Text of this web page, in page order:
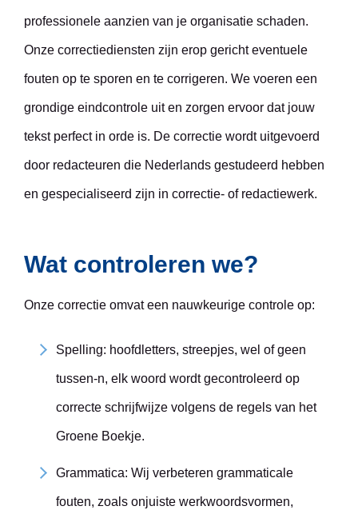
professionele aanzien van je organisatie schaden.
Onze correctiediensten zijn erop gericht eventuele
fouten op te sporen en te corrigeren. We voeren een
grondige eindcontrole uit en zorgen ervoor dat jouw
tekst perfect in orde is. De correctie wordt uitgevoerd
door redacteuren die Nederlands gestudeerd hebben
en gespecialiseerd zijn in correctie- of redactiewerk.
Wat controleren we?
Onze correctie omvat een nauwkeurige controle op:
Spelling: hoofdletters, streepjes, wel of geen
tussen-n, elk woord wordt gecontroleerd op
correcte schrijfwijze volgens de regels van het
Groene Boekje.
Grammatica: Wij verbeteren grammaticale
fouten, zoals onjuiste werkwoordsvormen,